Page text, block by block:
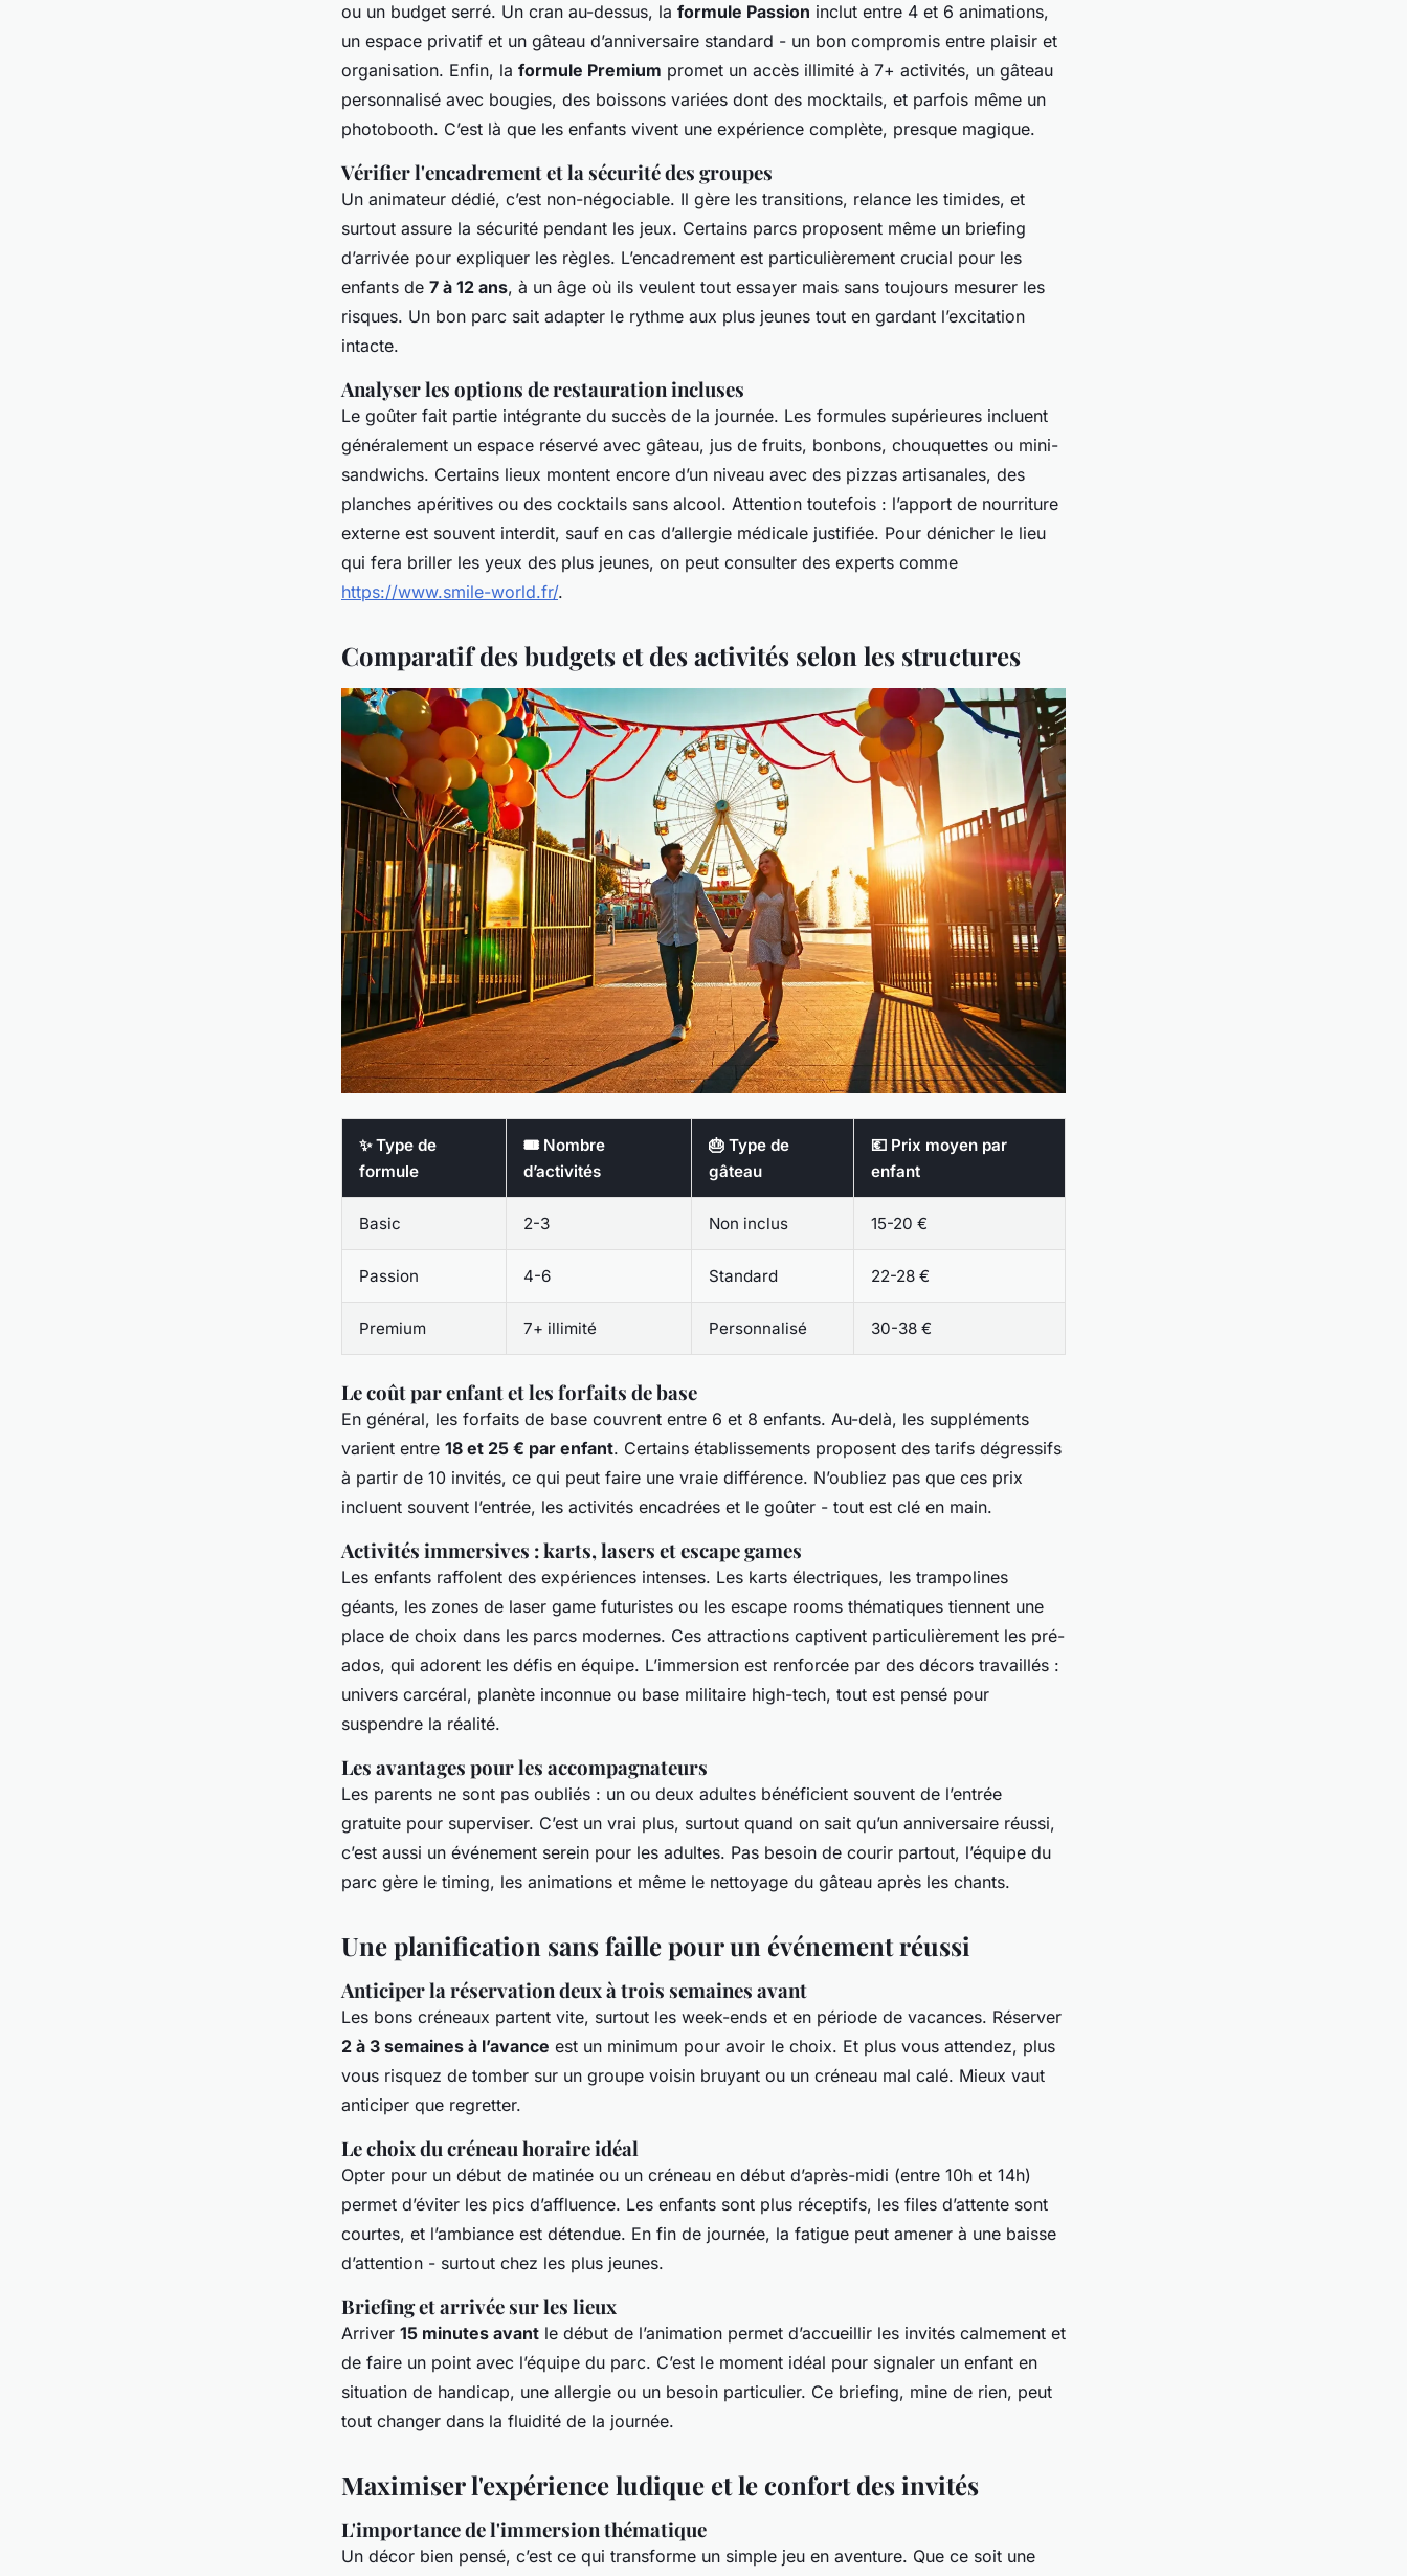
ou un budget serré. Un cran au-dessus, la formule Passion inclut entre 4 et 6 animations,
un espace privatif et un gâteau d’anniversaire standard - un bon compromis entre plaisir et
organisation. Enfin, la formule Premium promet un accès illimité à 7+ activités, un gâteau
personnalisé avec bougies, des boissons variées dont des mocktails, et parfois même un
photobooth. C’est là que les enfants vivent une expérience complète, presque magique.
Vérifier l'encadrement et la sécurité des groupes
Un animateur dédié, c’est non-négociable. Il gère les transitions, relance les timides, et
surtout assure la sécurité pendant les jeux. Certains parcs proposent même un briefing
d’arrivée pour expliquer les règles. L’encadrement est particulièrement crucial pour les
enfants de 7 à 12 ans, à un âge où ils veulent tout essayer mais sans toujours mesurer les
risques. Un bon parc sait adapter le rythme aux plus jeunes tout en gardant l’excitation
intacte.
Analyser les options de restauration incluses
Le goûter fait partie intégrante du succès de la journée. Les formules supérieures incluent
généralement un espace réservé avec gâteau, jus de fruits, bonbons, chouquettes ou mini-
sandwichs. Certains lieux montent encore d’un niveau avec des pizzas artisanales, des
planches apéritives ou des cocktails sans alcool. Attention toutefois : l’apport de nourriture
externe est souvent interdit, sauf en cas d’allergie médicale justifiée. Pour dénicher le lieu
qui fera briller les yeux des plus jeunes, on peut consulter des experts comme
https://www.smile-world.fr/.
Comparatif des budgets et des activités selon les structures
✨ Type de
formule
🎟️ Nombre
d’activités
🎂 Type de
gâteau
💶 Prix moyen par
enfant
Basic 2-3 Non inclus 15-20 €
Passion 4-6 Standard 22-28 €
Premium 7+ illimité Personnalisé 30-38 €
Le coût par enfant et les forfaits de base
En général, les forfaits de base couvrent entre 6 et 8 enfants. Au-delà, les suppléments
varient entre 18 et 25 € par enfant. Certains établissements proposent des tarifs dégressifs
à partir de 10 invités, ce qui peut faire une vraie différence. N’oubliez pas que ces prix
incluent souvent l’entrée, les activités encadrées et le goûter - tout est clé en main.
Activités immersives : karts, lasers et escape games
Les enfants raffolent des expériences intenses. Les karts électriques, les trampolines
géants, les zones de laser game futuristes ou les escape rooms thématiques tiennent une
place de choix dans les parcs modernes. Ces attractions captivent particulièrement les pré-
ados, qui adorent les défis en équipe. L’immersion est renforcée par des décors travaillés :
univers carcéral, planète inconnue ou base militaire high-tech, tout est pensé pour
suspendre la réalité.
Les avantages pour les accompagnateurs
Les parents ne sont pas oubliés : un ou deux adultes bénéficient souvent de l’entrée
gratuite pour superviser. C’est un vrai plus, surtout quand on sait qu’un anniversaire réussi,
c’est aussi un événement serein pour les adultes. Pas besoin de courir partout, l’équipe du
parc gère le timing, les animations et même le nettoyage du gâteau après les chants.
Une planification sans faille pour un événement réussi
Anticiper la réservation deux à trois semaines avant
Les bons créneaux partent vite, surtout les week-ends et en période de vacances. Réserver
2 à 3 semaines à l’avance est un minimum pour avoir le choix. Et plus vous attendez, plus
vous risquez de tomber sur un groupe voisin bruyant ou un créneau mal calé. Mieux vaut
anticiper que regretter.
Le choix du créneau horaire idéal
Opter pour un début de matinée ou un créneau en début d’après-midi (entre 10h et 14h)
permet d’éviter les pics d’affluence. Les enfants sont plus réceptifs, les files d’attente sont
courtes, et l’ambiance est détendue. En fin de journée, la fatigue peut amener à une baisse
d’attention - surtout chez les plus jeunes.
Briefing et arrivée sur les lieux
Arriver 15 minutes avant le début de l’animation permet d’accueillir les invités calmement et
de faire un point avec l’équipe du parc. C’est le moment idéal pour signaler un enfant en
situation de handicap, une allergie ou un besoin particulier. Ce briefing, mine de rien, peut
tout changer dans la fluidité de la journée.
Maximiser l'expérience ludique et le confort des invités
L'importance de l'immersion thématique
Un décor bien pensé, c’est ce qui transforme un simple jeu en aventure. Que ce soit une